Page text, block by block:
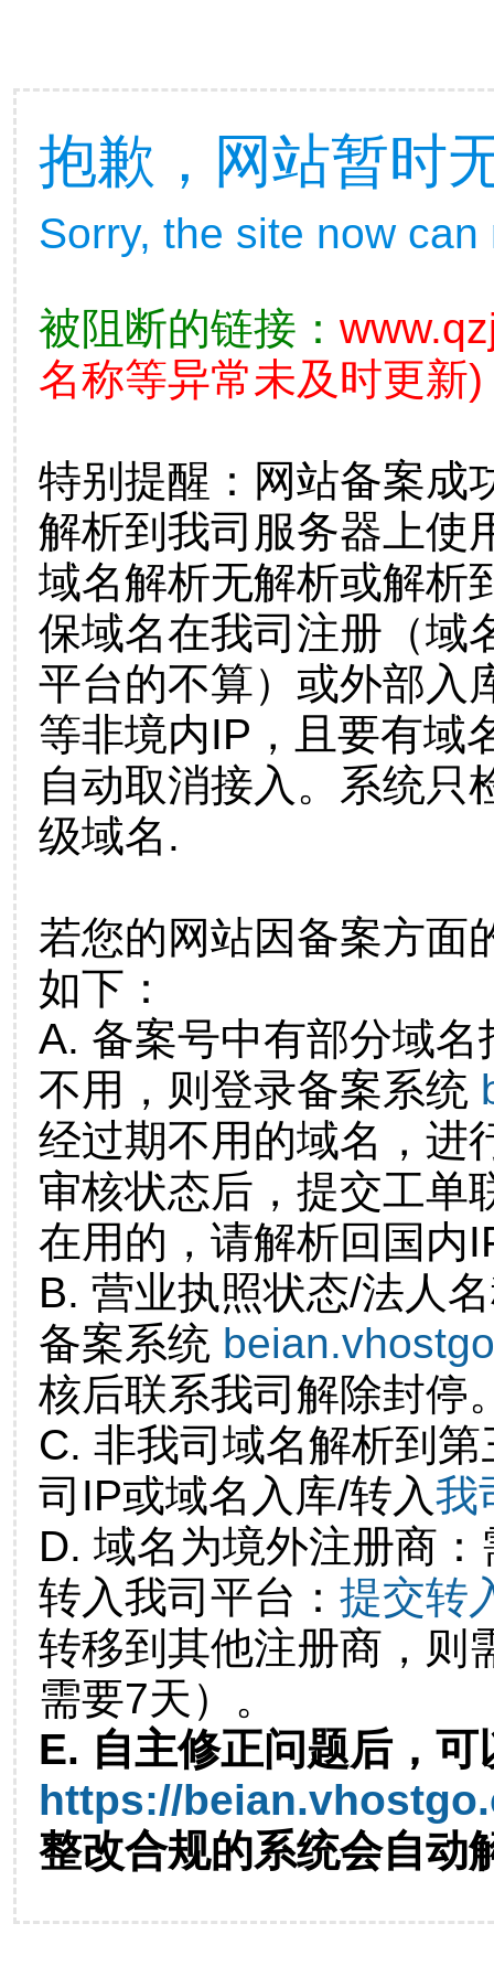
抱歉，网站暂时
Sorry, the site now
被阻断的链接：
名称等异常未及时更新)
特别提醒：网站备案成
解析到我司服务器上使
域名解析无解析或解析
保域名在我司注册（域
平台的不算）或外部入
等非境内IP，且要有域
自动取消接入。系统只
级域名.
若您的网站因备案方面
如下：
A. 备案号中有部分域
不用，则登录备案系统
经过期不用的域名，进
审核状态后，提交工单
在用的，请解析回国内
B. 营业执照状态/法人
备案系统
核后联系我司解除封停
C. 非我司域名解析到
司IP或域名入库/转入我
D. 域名为境外注册商
转入我司平台： 提交转
转移到其他注册商，则
需要7天）。
E. 自主修正问题后，可
https://
整改合规的系统会自动